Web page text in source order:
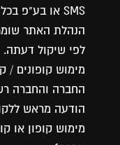
SMS או בע"פ בכל מידע בדבר מבצעים ועדכונים.
הנהלת האתר
לפי שיקול דעתה.
מימוש קופונים /
החברה והחברה
הודעה מראש
מימוש קופון או